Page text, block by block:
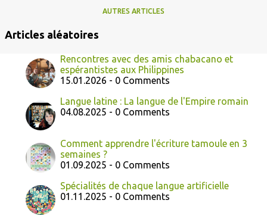
AUTRES ARTICLES
Articles aléatoires
Rencontres avec des amis chabacano et
espérantistes aux Philippines
15.01.2026 - 0 Comments
Langue latine : La langue de l'Empire romain
04.08.2025 - 0 Comments
Comment apprendre l'écriture tamoule en 3
semaines ?
01.09.2025 - 0 Comments
Spécialités de chaque langue artificielle
01.11.2025 - 0 Comments